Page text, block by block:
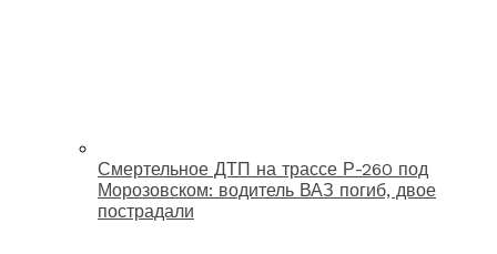
Смертельное ДТП на трассе Р-260 под
Морозовском: водитель ВАЗ погиб, двое
пострадали